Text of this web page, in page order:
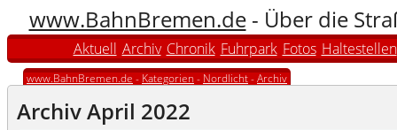
www.BahnBremen.de- Über die
Aktuell Archiv Chronik Fuhrpark Fotos Haltestellen
www.BahnBremen.de - Kategorien - Nordlicht-Archiv
Archiv April 2022